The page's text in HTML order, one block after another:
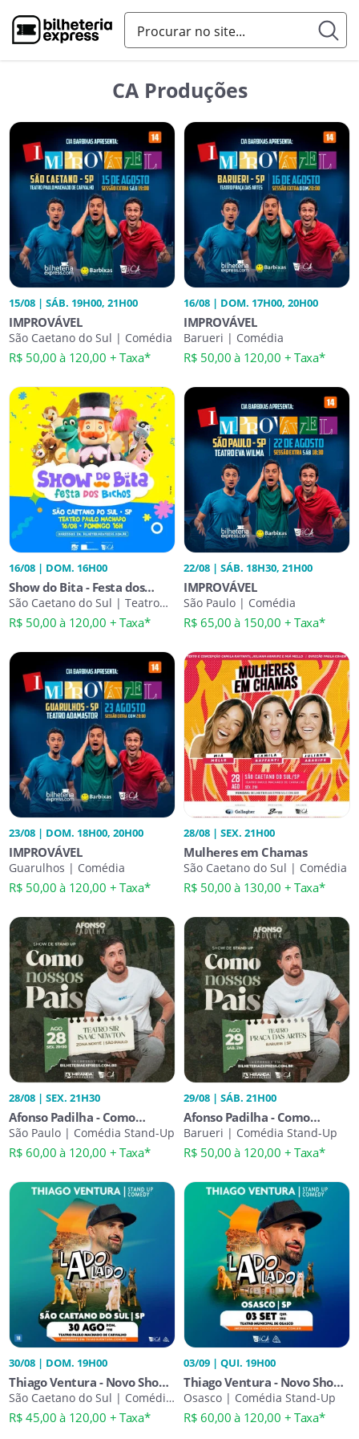
CA Produções
15/08 | SÁB. 19H00, 21H00
IMPROVÁVEL
São Caetano do Sul | Comédia
R$ 50,00 à 120,00 + Taxa*
16/08 | DOM. 17H00, 20H00
IMPROVÁVEL
Barueri | Comédia
R$ 50,00 à 120,00 + Taxa*
16/08 | DOM. 16H00
Show do Bita - Festa dos
Bichos
São Caetano do Sul | Teatro
Infantil
R$ 50,00 à 120,00 + Taxa*
22/08 | SÁB. 18H30, 21H00
IMPROVÁVEL
São Paulo | Comédia
R$ 65,00 à 150,00 + Taxa*
23/08 | DOM. 18H00, 20H00
IMPROVÁVEL
Guarulhos | Comédia
R$ 50,00 à 120,00 + Taxa*
28/08 | SEX. 21H00
Mulheres em Chamas
São Caetano do Sul | Comédia
R$ 50,00 à 130,00 + Taxa*
28/08 | SEX. 21H30
Afonso Padilha - Como
Nossos Pais
São Paulo | Comédia Stand-Up
R$ 60,00 à 120,00 + Taxa*
29/08 | SÁB. 21H00
Afonso Padilha - Como
Nossos Pais
Barueri | Comédia Stand-Up
R$ 50,00 à 120,00 + Taxa*
30/08 | DOM. 19H00
Thiago Ventura - Novo Show -
Lado a Lado
São Caetano do Sul | Comédia
Stand-Up
R$ 45,00 à 120,00 + Taxa*
03/09 | QUI. 19H00
Thiago Ventura - Novo Show -
Lado a Lado
Osasco | Comédia Stand-Up
R$ 60,00 à 120,00 + Taxa*